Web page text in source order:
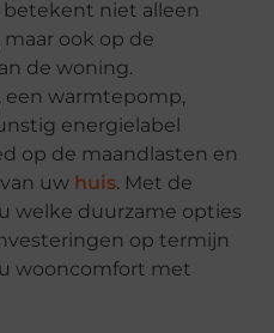
niet alleen
ook op de
de woning.
een warmtepomp,
energielabel
op de maandlasten en
uw huis. Met de
welke duurzame opties
op termijn
wooncomfort met